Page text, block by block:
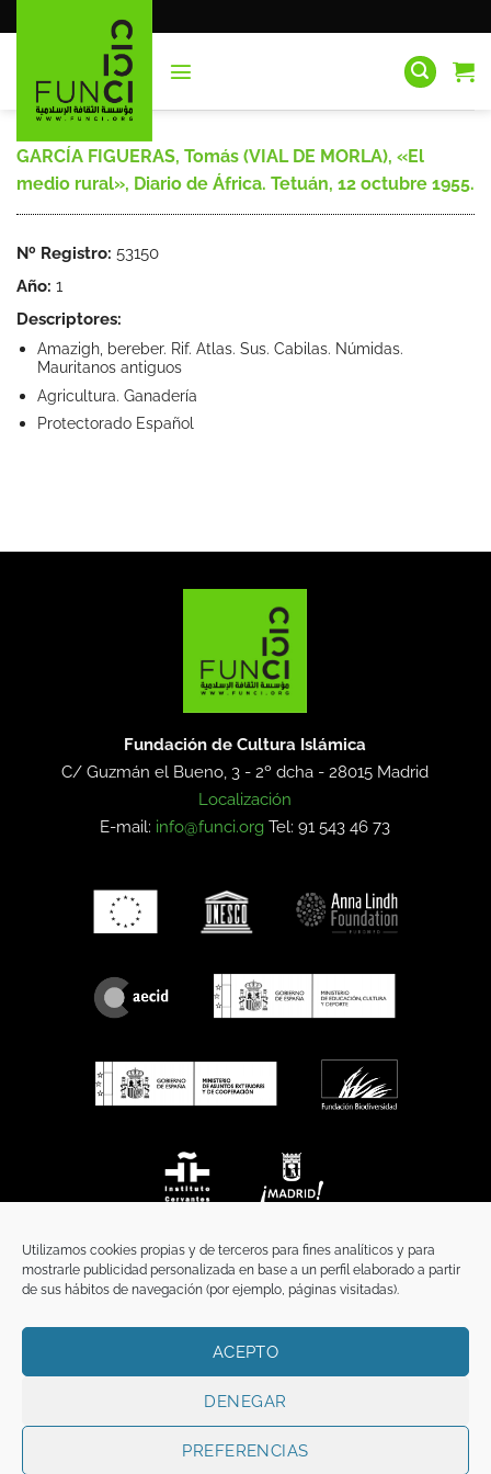
Utilizamos cookies propias y de terceros para fines analíticos y para
mostrarle publicidad personalizada en base a un perfil elaborado a partir
de sus hábitos de navegación (por ejemplo, páginas visitadas).
ACEPTO
DENEGAR
PREFERENCIAS
al
GARCÍA FIGUERAS, Tomás (VIAL DE MORLA), «El
medio rural», Diario de África. Tetuán, 12 octubre 1955.
Nº Registro: 53150
Año: 1
Descriptores:
Amazigh, bereber. Rif. Atlas. Sus. Cabilas. Númidas.
Mauritanos antiguos
Agricultura. Ganadería
Protectorado Español
Fundación de Cultura Islámica
C/ Guzmán el Bueno, 3 - 2º dcha -28015 Madrid
Localización
E-mail: info@funci.org Tel: 91 543 46 73
TÉRMINOS Y CONDICIONES
Copyright 2026 ©FunciFUNCI es titular de los derechos de propiedad
intelectual e industrial de este sitio web, y es también titular o tiene la